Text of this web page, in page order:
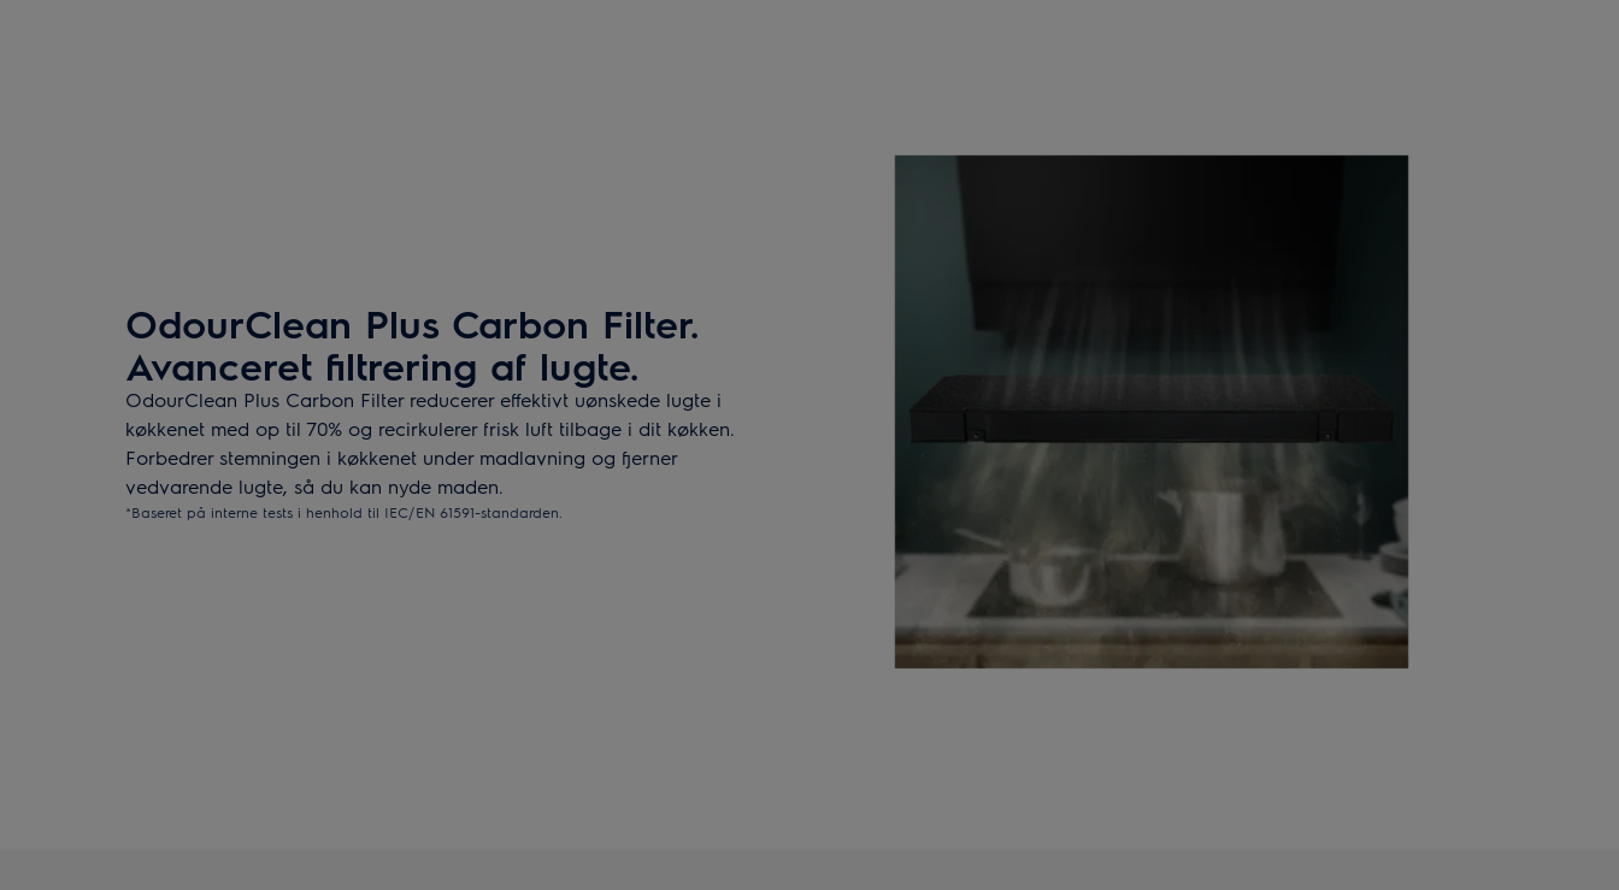
OdourClean Plus Carbon Filter.
Avanceret filtrering af lugte.
OdourClean Plus Carbon Filter reducerer effektivt uønskede lugte i
køkkenet med op til 70% og recirkulerer frisk luft tilbage i dit køkken.
Forbedrer stemningen i køkkenet under madlavning og fjerner
vedvarende lugte, så du kan nyde maden.
*Baseret på interne tests i henhold til IEC/EN 61591-standarden.